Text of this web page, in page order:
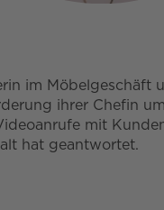
im Möbelgeschäft
ihrer Chefin
mit
hat geantwortet.